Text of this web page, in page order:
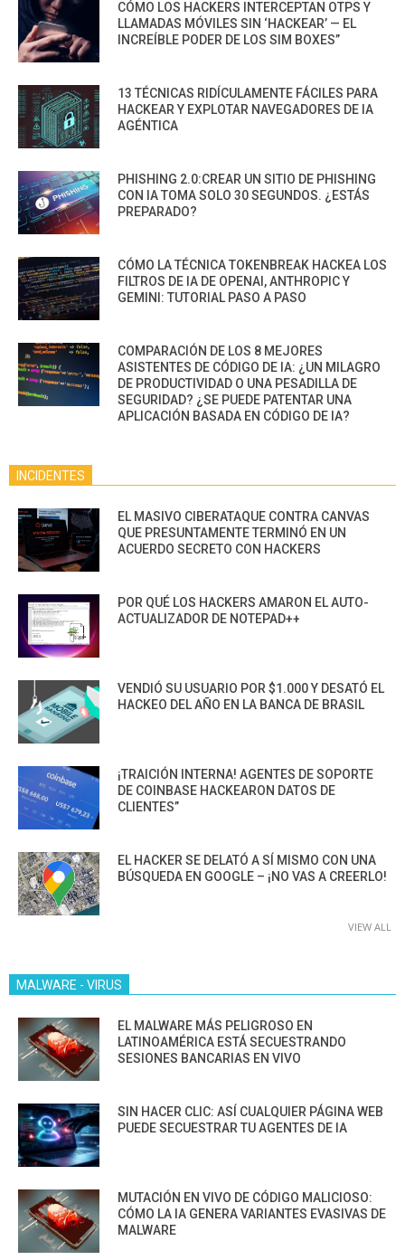
CÓMO LOS HACKERS INTERCEPTAN OTPS Y
LLAMADAS MÓVILES SIN ‘HACKEAR’ — EL
INCREÍBLE PODER DE LOS SIM BOXES”
13 TÉCNICAS RIDÍCULAMENTE FÁCILES PARA
HACKEAR Y EXPLOTAR NAVEGADORES DE IA
AGÉNTICA
PHISHING 2.0:CREAR UN SITIO DE PHISHING
CON IA TOMA SOLO 30 SEGUNDOS. ¿ESTÁS
PREPARADO?
CÓMO LA TÉCNICA TOKENBREAK HACKEA LOS
FILTROS DE IA DE OPENAI, ANTHROPIC Y
GEMINI: TUTORIAL PASO A PASO
COMPARACIÓN DE LOS 8 MEJORES
ASISTENTES DE CÓDIGO DE IA: ¿UN MILAGRO
DE PRODUCTIVIDAD O UNA PESADILLA DE
SEGURIDAD? ¿SE PUEDE PATENTAR UNA
APLICACIÓN BASADA EN CÓDIGO DE IA?
INCIDENTES
EL MASIVO CIBERATAQUE CONTRA CANVAS
QUE PRESUNTAMENTE TERMINÓ EN UN
ACUERDO SECRETO CON HACKERS
POR QUÉ LOS HACKERS AMARON EL AUTO-
ACTUALIZADOR DE NOTEPAD++
VENDIÓ SU USUARIO POR $1.000 Y DESATÓ EL
HACKEO DEL AÑO EN LA BANCA DE BRASIL
¡TRAICIÓN INTERNA! AGENTES DE SOPORTE
DE COINBASE HACKEARON DATOS DE
CLIENTES”
EL HACKER SE DELATÓ A SÍ MISMO CON UNA
BÚSQUEDA EN GOOGLE – ¡NO VAS A CREERLO!
VIEW ALL
MALWARE - VIRUS
EL MALWARE MÁS PELIGROSO EN
LATINOAMÉRICA ESTÁ SECUESTRANDO
SESIONES BANCARIAS EN VIVO
SIN HACER CLIC: ASÍ CUALQUIER PÁGINA WEB
PUEDE SECUESTRAR TU AGENTES DE IA
MUTACIÓN EN VIVO DE CÓDIGO MALICIOSO:
CÓMO LA IA GENERA VARIANTES EVASIVAS DE
MALWARE